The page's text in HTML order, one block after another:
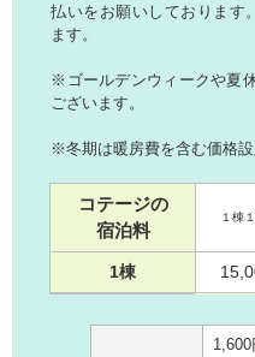
払いをお願いしております
ます。
※ゴールデンウィークや夏
ございます。
※冬期は暖房費を含む価格設
コテージの
宿泊料
１棟
1棟
1,600